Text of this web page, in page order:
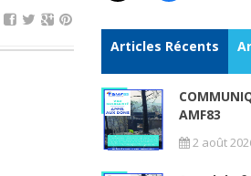
Articles Récents
AMF83
2 août